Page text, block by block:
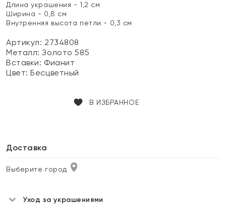
Длина украшения - 1,2 см
Ширина - 0,8 см
Внутренняя высота петли - 0,3 см
Артикул: 2734808
Металл:Золото 585
Вставки: Фианит
Цвет:Бесцветный
В ИЗБРАННОЕ
Доставка
Выберите город
Уход за украшениями